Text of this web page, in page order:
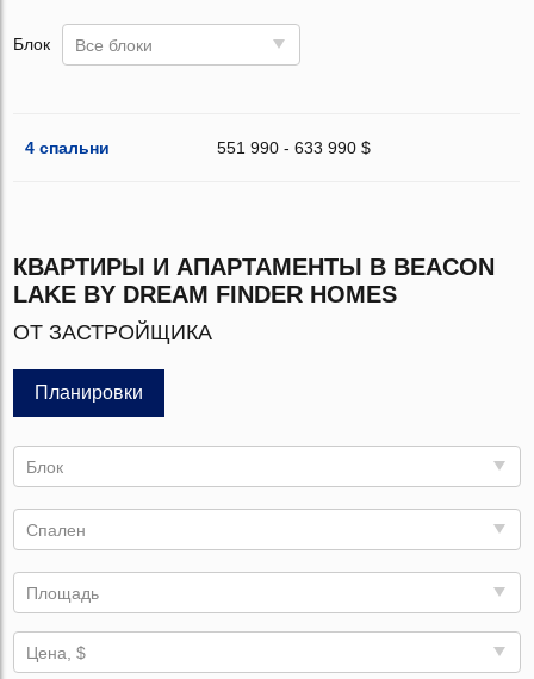
Блок Все блоки
4 спальни 551 990 - 633 990 $
КВАРТИРЫ И АПАРТАМЕНТЫ В BEACON
LAKE BY DREAM FINDER HOMES
ОТ ЗАСТРОЙЩИКА
Планировки
Блок
Спален
Площадь
Цена, $